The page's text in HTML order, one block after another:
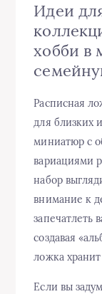
Идеи
хобби в
Расписная
для близких
миниатюр с
вариациями
набор
внимание к
запечатлеть
создавая
ложка
Если вы